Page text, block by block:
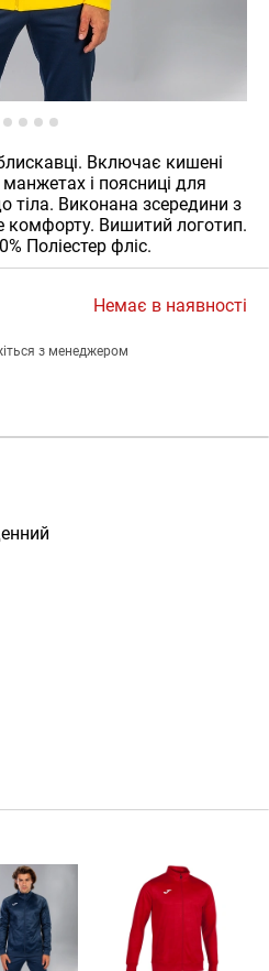
Включає кишені
і поясниці для
тіла. Виконана зсередини з
Вишитий логотип.
Поліестер фліс.
Немає в наявності
з менеджером